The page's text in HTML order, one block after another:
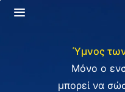
Ύμνος
Μόνο ο
μπορεί να